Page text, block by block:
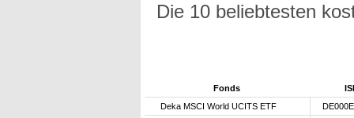
Die 10 beliebtesten
Fonds
Deka MSCI World UCITS ETF